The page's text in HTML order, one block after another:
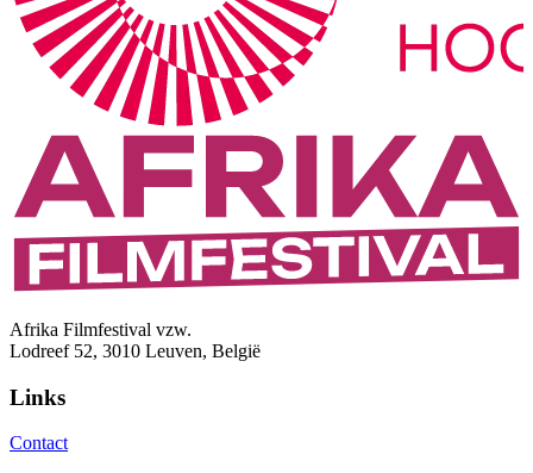
Afrika Filmfestival vzw.
Lodreef 52, 3010 Leuven, België
Links
Contact